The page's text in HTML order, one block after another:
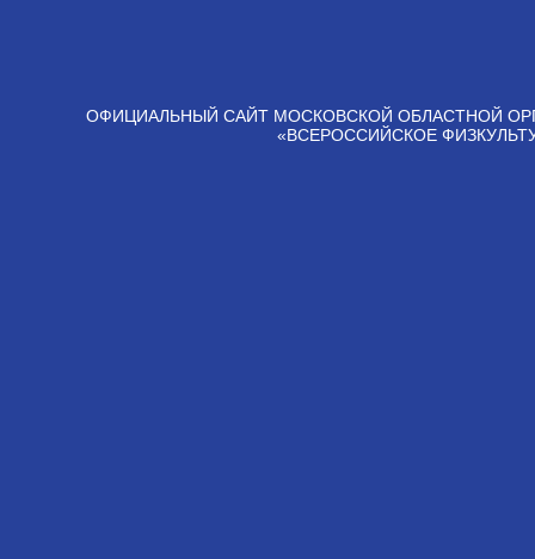
ОФИЦИАЛЬНЫЙ САЙТ МОСКОВСКОЙ ОБЛАСТНОЙ
«ВСЕРОССИЙСКОЕ